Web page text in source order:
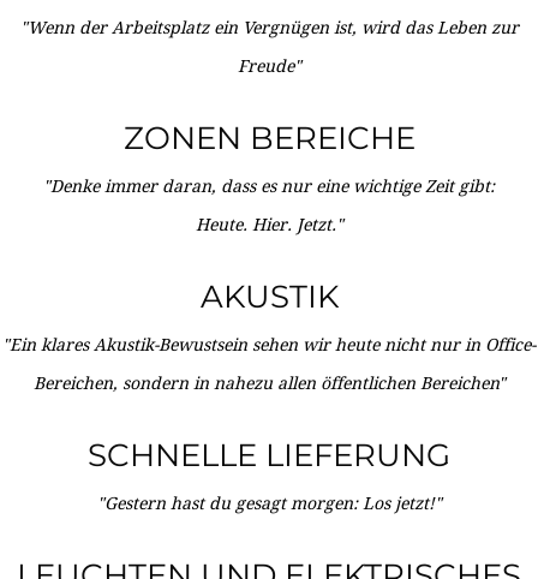
"Wenn der Arbeitsplatz ein Vergnügen ist, wird das Leben zur
Freude"
ZONEN BEREICHE
"Denke immer daran, dass es nur eine wichtige Zeit gibt:
Heute. Hier. Jetzt."
AKUSTIK
"Ein klares Akustik-Bewustsein sehen wir heute nicht nur in Office-
Bereichen, sondern in nahezu allen öffentlichen Bereichen"
SCHNELLE LIEFERUNG
"Gestern hast du gesagt morgen: Los jetzt!"